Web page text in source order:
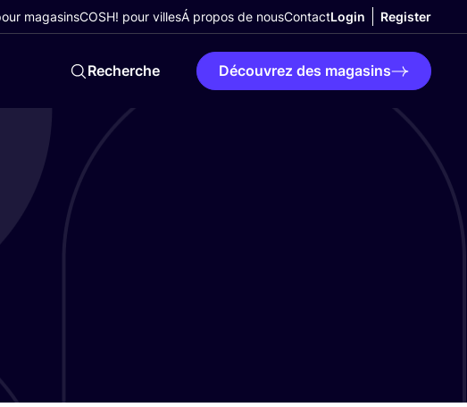
magasinsCOSH! pour villesÁ propos de nousContactLogin Register
Recherche Découvrez des magasins